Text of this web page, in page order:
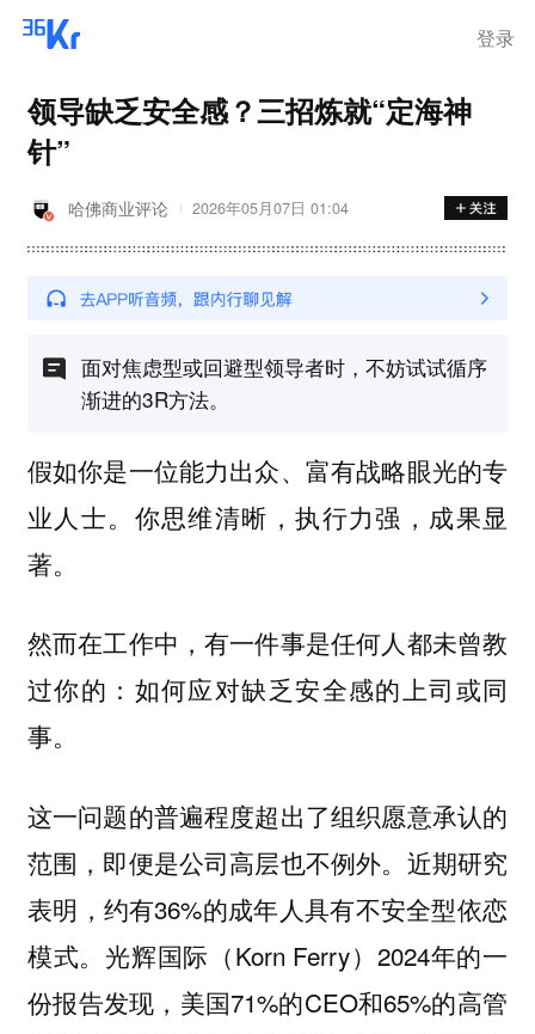
登录
领导缺乏安全感？三招炼就“定海神
针”
哈佛商业评论 2026年05月07日 01:04
面对焦虑型或回避型领导者时，不妨试试循序
渐进的3R方法。
假如你是一位能力出众、富有战略眼光的专
业人士。你思维清晰，执行力强，成果显
著。
然而在工作中，有一件事是任何人都未曾教
过你的： 如何应对缺乏安全感的上司或同
事。
这一问题的普遍程度超出了组织愿意承认的
范围，即便是公司高层也不例外。近期研究
表明，约有36%的成年人具有不安全型依恋
模式。光辉国际（Korn Ferry）2024年的一
份报告发现，美国71%的CEO和65%的高管